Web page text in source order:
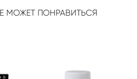
МОЖЕТ ПОНРАВИТЬСЯ